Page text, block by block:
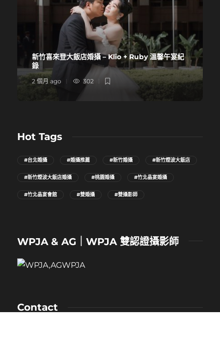
新竹喜來登大飯店婚攝 – Klio + Ruby 溫馨午宴紀
錄
2 個月 ago 302
Hot Tags
#台北婚攝 #婚攝推薦 #新竹婚攝 #新竹煙波大飯店
#新竹煙波大飯店婚攝 #桃園婚攝 #竹北晶宴婚攝
#竹北晶宴會館 #雙婚攝 #雙攝影師
WPJA & AG｜WPJA 雙認證攝影師
Contact